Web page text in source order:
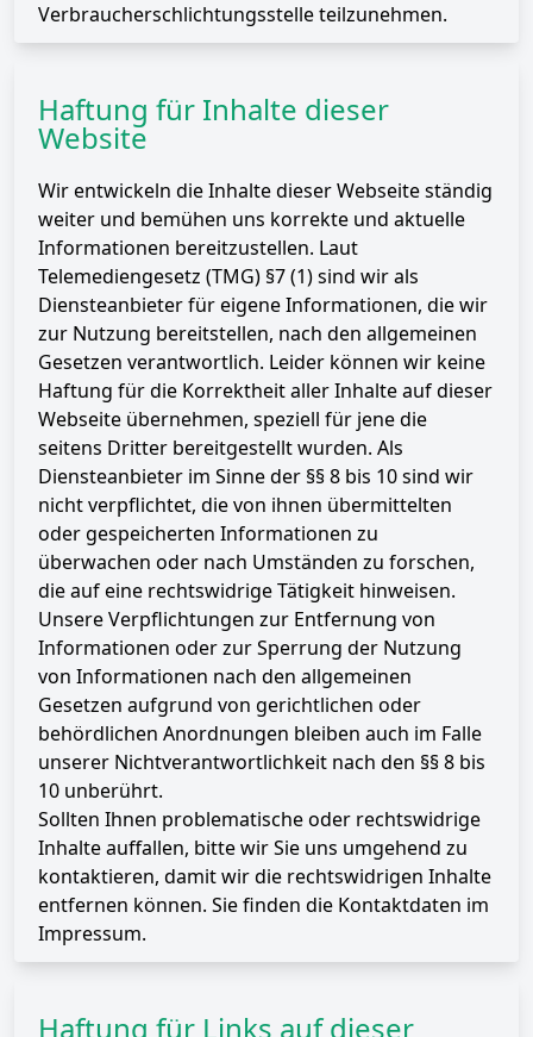
Verbraucherschlichtungsstelle teilzunehmen.
Haftung für Inhalte dieser
Website
Wir entwickeln die Inhalte dieser Webseite ständig
weiter und bemühen uns korrekte und aktuelle
Informationen bereitzustellen. Laut
Telemediengesetz (TMG) §7 (1)sind wir als
Diensteanbieter für eigene Informationen, die wir
zur Nutzung bereitstellen, nach den allgemeinen
Gesetzen verantwortlich. Leider können wir keine
Haftung für die Korrektheit aller Inhalte auf dieser
Webseite übernehmen, speziell für jene die
seitens Dritter bereitgestellt wurden. Als
Diensteanbieter im Sinne der §§ 8 bis 10 sind wir
nicht verpflichtet, die von ihnen übermittelten
oder gespeicherten Informationen zu
überwachen oder nach Umständen zu forschen,
die auf eine rechtswidrige Tätigkeit hinweisen.
Unsere Verpflichtungen zur Entfernung von
Informationen oder zur Sperrung der Nutzung
von Informationen nach den allgemeinen
Gesetzen aufgrund von gerichtlichen oder
behördlichen Anordnungen bleiben auch im Falle
unserer Nichtverantwortlichkeit nach den §§ 8 bis
10 unberührt.
Sollten Ihnen problematische oder rechtswidrige
Inhalte auffallen, bitte wir Sie uns umgehend zu
kontaktieren, damit wir die rechtswidrigen Inhalte
entfernen können. Sie finden die Kontaktdaten im
Impressum.
Haftung für Links auf dieser